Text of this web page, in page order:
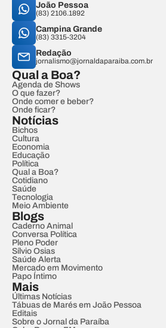
João Pessoa
(83) 2106.1892
Campina Grande
(83) 3315-3204
Redação
jornalismo@jornaldaparaiba.com.br
Qual a Boa?
Agenda de Shows
O que fazer?
Onde comer e beber?
Onde ficar?
Notícias
Bichos
Cultura
Economia
Educação
Política
Qual a Boa?
Cotidiano
Saúde
Tecnologia
Meio Ambiente
Blogs
Caderno Animal
Conversa Política
Pleno Poder
Sílvio Osias
Saúde Alerta
Mercado em Movimento
Papo Íntimo
Mais
Últimas Notícias
Tábuas de Marés em João Pessoa
Editais
Sobre o Jornal da Paraíba